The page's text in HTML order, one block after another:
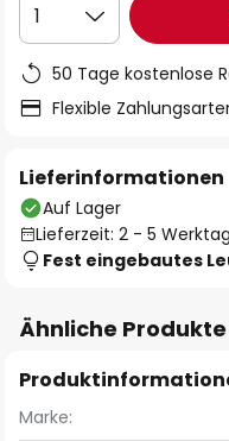
1
50 Tage kostenlose
Flexible
Lieferinformationen
Auf Lager
Lieferzeit: 2 - 5
Fest eingebautes
Ähnliche
Marke: